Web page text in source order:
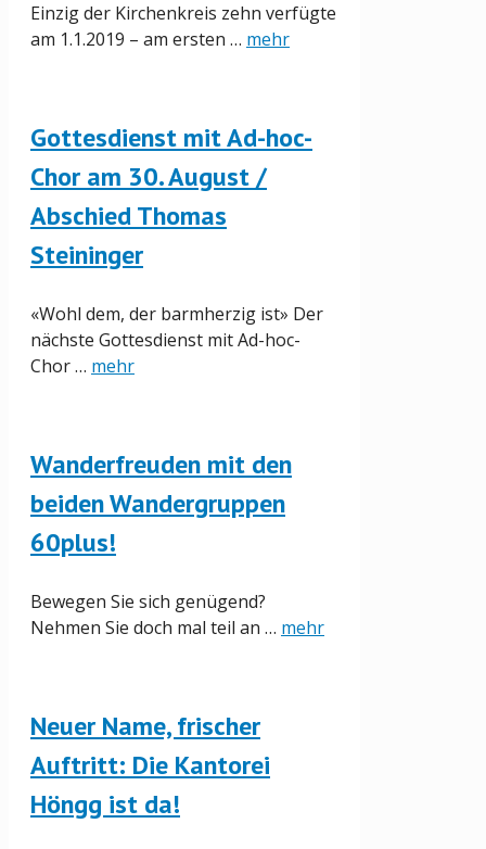
Einzig der Kirchenkreis zehn verfügte
am 1.1.2019 – am ersten … mehr
Gottesdienst mit Ad-hoc-
Chor am 30. August /
Abschied Thomas
Steininger
«Wohl dem, der barmherzig ist» Der
nächste Gottesdienst mit Ad-hoc-
Chor … mehr
Wanderfreuden mit den
beiden Wandergruppen
60plus!
Bewegen Sie sich genügend?
Nehmen Sie doch mal teil an … mehr
Neuer Name, frischer
Auftritt: Die Kantorei
Höngg ist da!